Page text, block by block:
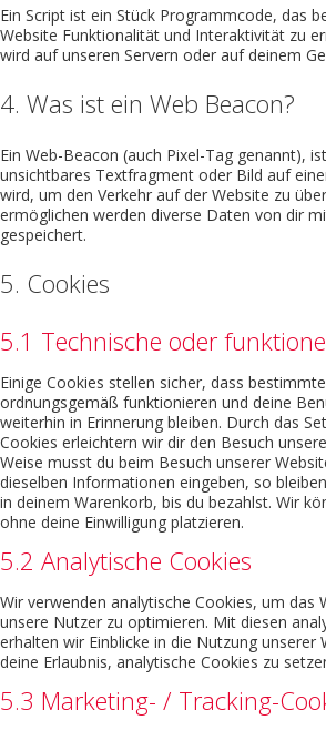
Ein Script ist ein Stück Programmcode, das
Website Funktionalität und Interaktivität zu
wird auf unseren Servern oder auf deinem
4. Was ist ein Web Beacon?
Ein Web-Beacon (auch Pixel-Tag genannt),
unsichtbares Textfragment oder Bild auf
wird, um den Verkehr auf der Website zu
ermöglichen werden diverse Daten von dir
gespeichert.
5. Cookies
5.1 Technische oder
Einige Cookies stellen sicher, dass
ordnungsgemäß funktionieren und deine
weiterhin in Erinnerung bleiben. Durch das
Cookies erleichtern wir dir den Besuch
Weise musst du beim Besuch unserer
dieselben Informationen eingeben, so
in deinem Warenkorb, bis du bezahlst. Wir
ohne deine Einwilligung platzieren.
5.2 Analytische Cookies
Wir verwenden analytische Cookies, um das
unsere Nutzer zu optimieren. Mit diesen
erhalten wir Einblicke in die Nutzung unserer
deine Erlaubnis, analytische Cookies zu
5.3 Marketing- / Tracking-